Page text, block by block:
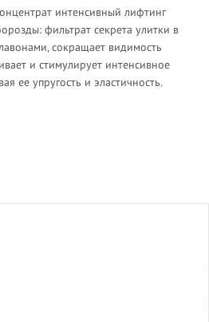
интенсивный лифтинг
фильтрат секрета улитки в
сокращает видимость
и стимулирует интенсивное
ее упругость и эластичность.